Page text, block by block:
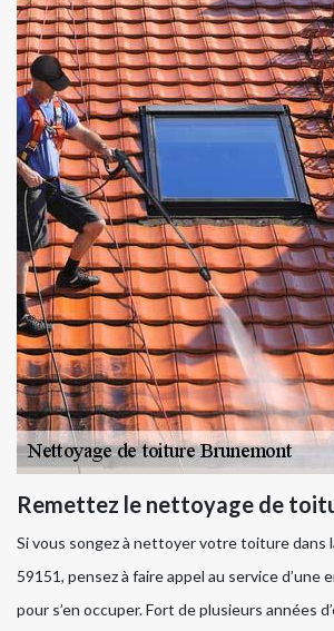
Remettez le nettoyage de
Si vous songez à nettoyer votre toiture dans
59151, pensez à faire appel au service d’une
pour s’en occuper. Fort de plusieurs années